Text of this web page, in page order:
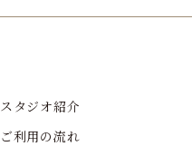
スタジオ紹介
ご利用の流れ